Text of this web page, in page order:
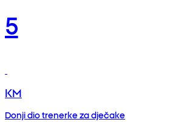
5
KM
Donji dio trenerke za dječake